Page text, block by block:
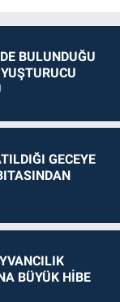
BULUNDUĞU
GECEYE
BÜYÜK HİBE